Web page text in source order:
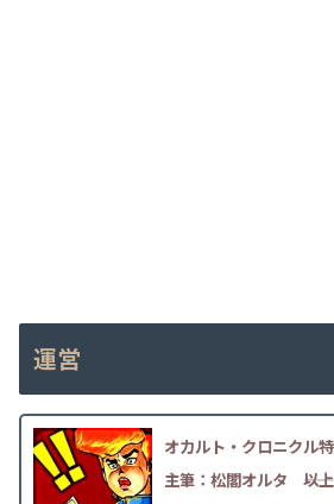
運営
オカルト・クロニクル
主筆：松閣オルタ ――以